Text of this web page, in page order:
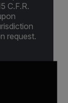
C.F.R.
request.